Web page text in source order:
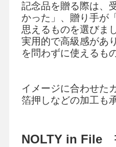
会社情報グループ会社プライバシー
採用情報
記念品を贈る際は、
かった」、贈り手が
思えるものを選びま
実用的で高級感があ
を問わずに使えるも
イメージに合わせた
箔押しなどの加工も
NOLTY in File